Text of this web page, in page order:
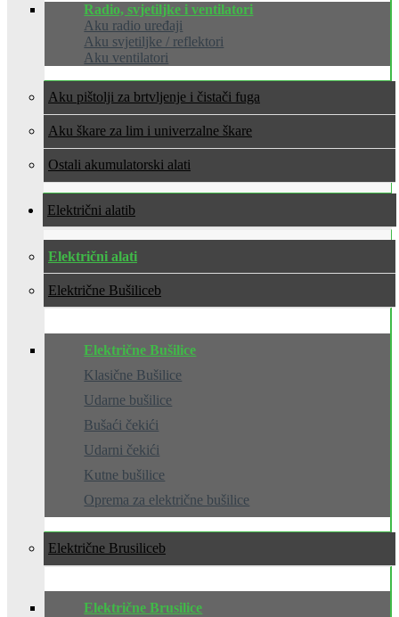
Radio, svjetiljke i ventilatori
Aku radio uređaji
Aku svjetiljke / reflektori
Aku ventilatori
Aku pištolji za brtvljenje i čistači fuga
Aku škare za lim i univerzalne škare
Ostali akumulatorski alati
Električni alati
Električni alati
Električne Bušilice
Električne Bušilice
Klasične Bušilice
Udarne bušilice
Bušaći čekići
Udarni čekići
Kutne bušilice
Oprema za električne bušilice
Električne Brusilice
Električne Brusilice